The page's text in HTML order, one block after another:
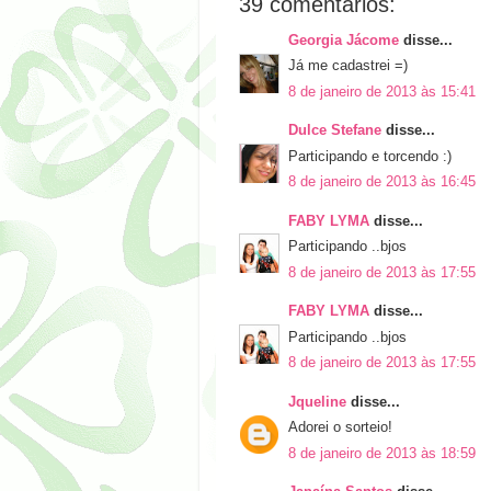
39 comentários:
Georgia Jácome disse...
Já me cadastrei =)
8 de janeiro de 2013 às 15:41
Dulce Stefane disse...
Participando e torcendo :)
8 de janeiro de 2013 às 16:45
FABY LYMA disse...
Participando ..bjos
8 de janeiro de 2013 às 17:55
FABY LYMA disse...
Participando ..bjos
8 de janeiro de 2013 às 17:55
Jqueline disse...
Adorei o sorteio!
8 de janeiro de 2013 às 18:59